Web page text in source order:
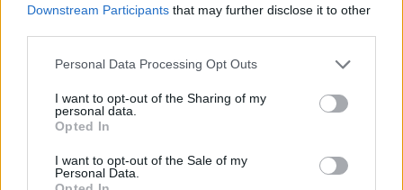
Downstream Participants that may further disclose it to other
Personal Data Processing Opt Outs
I want to opt-out of the Sharing of my
personal data.
Opted In
I want to opt-out of the Sale of my
Personal Data.
Publicidad